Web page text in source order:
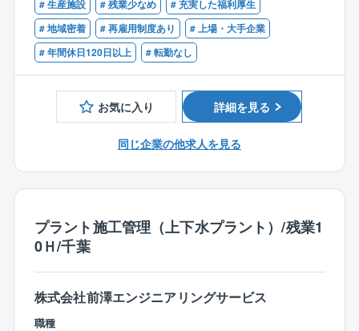
■積算とコスト管理
■クライアント、⼯事協⼒会社等社内外との技術折衝、
変更管理及び調整 など
【メンテナンス】
京葉・京浜・鹿島地区中心に、3ヶ月～6ヶ月程度（頻
全国で3ヶ月～1年程度の建設工事（頻度：1年～2年に
※メンテナンスや建設工事担当からプロジェクト管理部
門への異動の可能性もございます。
【キャリアの流れ】
将来的には、フィールドマネージャー、コンストラク
ションマネージャー、QCマネージャー等への道もござ
【歓迎】
■施工管理技士（建築/土木/管）の資格をお持ちの方
■監理技術者（機械器具設置）の資格をお持ちの方
# 生産施設 # 残業少なめ
# 充実した福利厚生
# 地域密着
# 再雇用制度あり
# 上場・大手企業
# 年間休日120日以上
# 転勤なし
お気に入り 詳細を見る
同じ企業の他求人を見る
プラント施工管理（上下水プラント）/残業1
0Ｈ/千葉
株式会社前澤エンジニアリングサービス
職種